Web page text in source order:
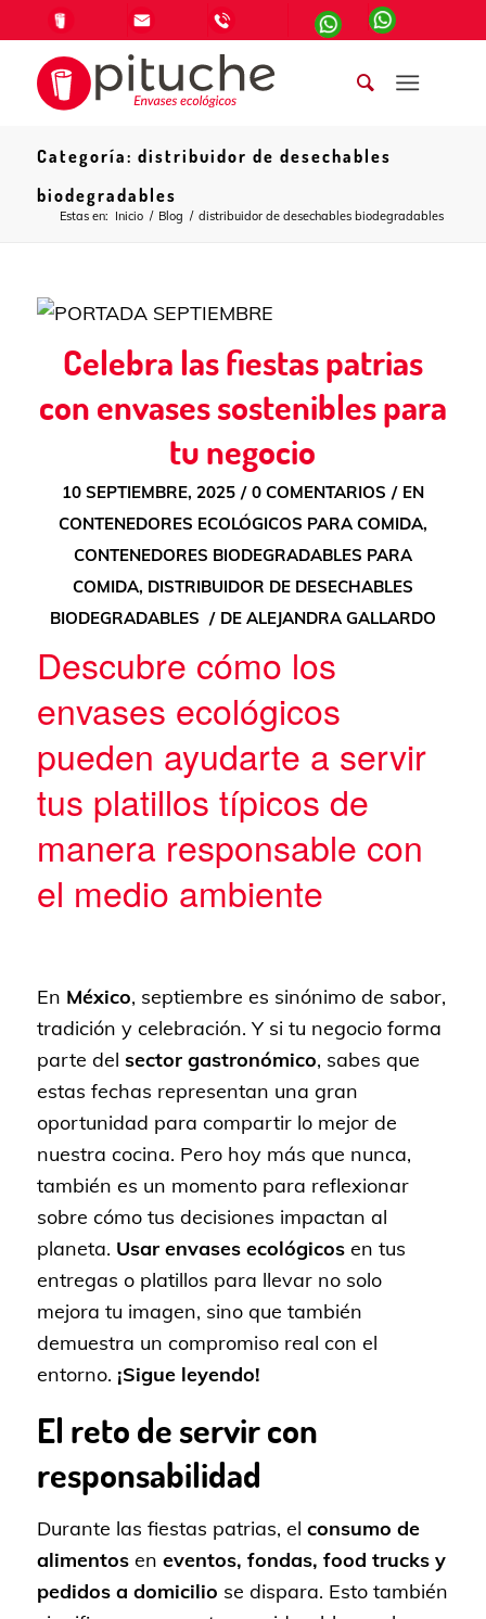
Categoría: distribuidor de desechables
biodegradables
Estas en: Inicio / Blog / distribuidor de desechables biodegradables
Celebra las fiestas patrias
con envases sostenibles para
tu negocio
10 SEPTIEMBRE, 2025 / 0 COMENTARIOS / EN
CONTENEDORES ECOLÓGICOS PARA COMIDA,
CONTENEDORES BIODEGRADABLES PARA
COMIDA, DISTRIBUIDOR DE DESECHABLES
BIODEGRADABLES / DE ALEJANDRA GALLARDO
Descubre cómo los
envases ecológicos
pueden ayudarte a servir
tus platillos típicos de
manera responsable con
el medio ambiente
En México, septiembre es sinónimo de sabor,
tradición y celebración. Y si tu negocio forma
parte del sector gastronómico, sabes que
estas fechas representan una gran
oportunidad para compartir lo mejor de
nuestra cocina. Pero hoy más que nunca,
también es un momento para reflexionar
sobre cómo tus decisiones impactan al
planeta. Usar envases ecológicosen tus
entregas o platillos para llevar no solo
mejora tu imagen, sino que también
demuestra un compromiso real con el
entorno. ¡Sigue leyendo!
El reto de servir con
responsabilidad
Durante las fiestas patrias, el consumo de
alimentosen eventos, fondas, food trucks y
pedidos a domicilio se dispara. Esto también